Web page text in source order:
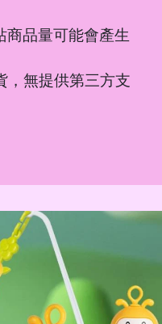
商品量可能會產生
，無提供第三方支